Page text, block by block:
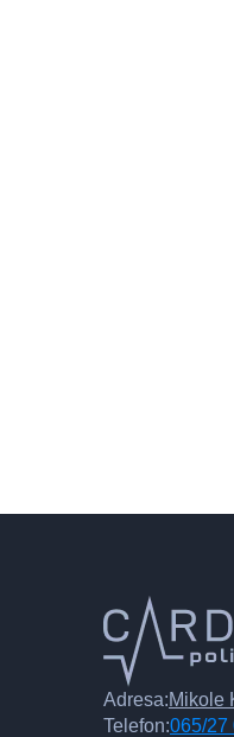
Adresa:Mikole
Telefon:065/27